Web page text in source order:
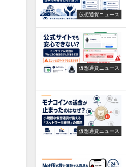
仮想通貨ニュース
仮想通貨ニュース
仮想通貨ニュース